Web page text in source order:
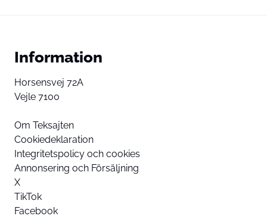
Information
Horsensvej 72A
Vejle 7100
Om Teksajten
Cookiedeklaration
Integritetspolicy och cookies
Annonsering och Försäljning
X
TikTok
Facebook